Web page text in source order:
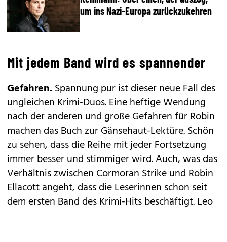
um ins Nazi-Europa zurückzukehren
Mit jedem Band wird es spannender
Gefahren.Spannung pur ist dieser neue Fall des
ungleichen Krimi-Duos. Eine heftige Wendung
nach der anderen und große Gefahren für Robin
machen das Buch zur Gänsehaut-Lektüre. Schön
zu sehen, dass die Reihe mit jeder Fortsetzung
immer besser und stimmiger wird. Auch, was das
Verhältnis zwischen Cormoran Strike und Robin
Ellacott angeht, dass die Leserinnen schon seit
dem ersten Band des Krimi-Hits beschäftigt. Leo